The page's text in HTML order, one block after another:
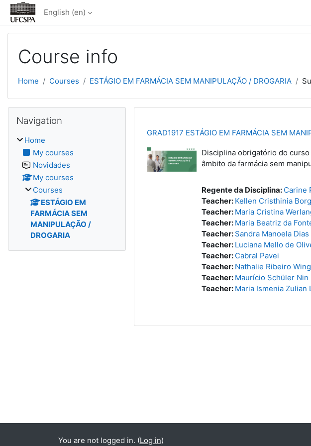
Skip to main content
English ‎(en)‎
Course info
Home Courses ESTÁGIO EM FARMÁCIA SEM MANIPULAÇÃO / DROGARIA
GRAD1917 ESTÁGIO EM FARMÁCIA SEM
Disciplina obrigatório do
âmbito da farmácia sem
Regente da Disciplina: Carine
Teacher: Kellen Cristhinia
Teacher: Maria Cristina
Teacher: Maria Beatriz da
Teacher: Sandra Manoela
Teacher: Luciana Mello de
Teacher: Cabral Pavei
Teacher: Nathalie Ribeiro
Teacher: Maurício Schüler Nin
Teacher: Maria Ismenia Zulian
Blocks
Navigation
Home
My courses
Novidades
My courses
Courses
ESTÁGIO EM
FARMÁCIA SEM
MANIPULAÇÃO /
DROGARIA
You are not logged in. (Log in)